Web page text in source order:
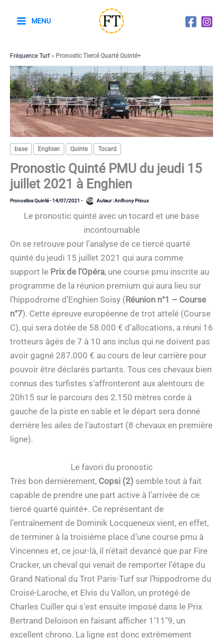
MENU
Fréquence Turf> Pronostic Tiercé Quarté Quinté+
base Enghien Quinte Tocard
Pronostic Quinté PMU du jeudi 15
juillet 2021 à Enghien
Pronostics Quinté-14/07/2021 - Auteur :Anthony Prioux
Le pronostic quinté avec un tocard et une base
incontournable
On se retrouve pour l’analyse de ce tiercé quarté
quinté du jeudi 15 juillet 2021 qui aura comme
support le Prix de l’Opéra, une course pmu inscrite au
programme de la réunion premium qui aura lieu sur
l’hippodrome d’Enghien Soisy (Réunion n°1 – Course
n°7). Cette épreuve européenne de trot attelé (Course
C), qui sera dotée de 58.000 € d’allocations, a réuni 16
trotteurs âgés de 7 à 10 ans inclus qui ne doivent pas
avoir gagné 287.000 € au cours de leur carrière pour
pouvoir être déclarés partants. Tous ces chevaux bien
connus des turfistes s’affronteront aux alentours de
20h15 sur le parcours des 2.150 mètres corde à
gauche de la piste en sable et le départ sera donné
derrière les ailes de l’autostart (8 chevaux en première
ligne).
Le favori du pronostic
Très bon dernièrement, Copsi (2) semble tout à fait
capable de prendre une part active à l’arrivée de ce
tiercé quarté quinté+. Ce représentant de
l’entraînement de Dominik Locqueneux vient, en effet,
de terminer à la troisième place d’une course pmu à
Vincennes et, ce jour-là, il n’était devancé que par Fire
Cracker, un cheval qui venait de remporter l’étape du
Grand National du Trot Paris-Turf sur l’hippodrome du
Croisé-Laroche, et Elvis du Vallon, un protégé de
Charles Cuiller qui s’est ensuite imposé dans le Prix
Bertrand Deloison en faisant afficher 1’11″9, un
excellent chrono. La ligne est donc extrêmement